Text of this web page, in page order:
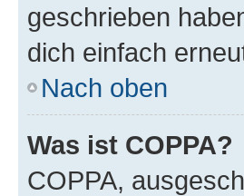
geschrieben
dich einfach
Nach oben
Was ist COPPA?
COPPA,